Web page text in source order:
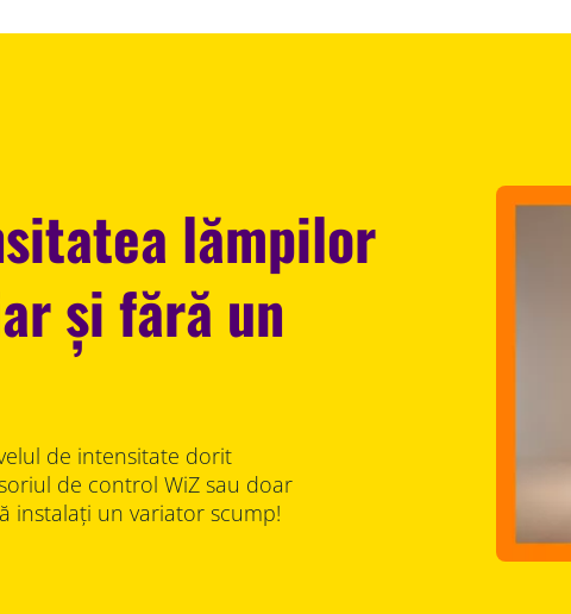
lămpilor
și fără un
de intensitate dorit
de control WiZ sau doar
instalați un variator scump!